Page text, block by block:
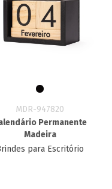
MDR-947820
Permanente
Madeira
para Escritório